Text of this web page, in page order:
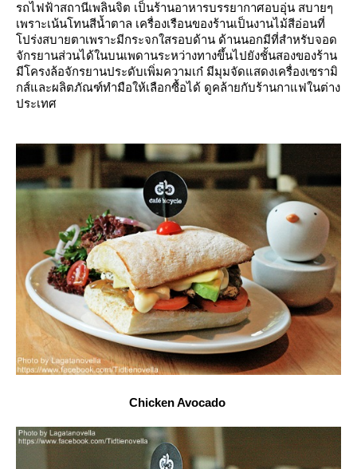
รถไฟฟ้าสถานีเพลินจิต เป็นร้านอาหารบรรยากาศอบอุ่น สบายๆ
เพราะเน้นโทนสีน้ำตาล เครื่องเรือนของร้านเป็นงานไม้สีอ่อนที่
ปร่งสบายตาเพราะมีกระจกใสรอบด้าน ด้านนอกมีที่สำหรับจอด
จักรยานส่วนได้ในบนเพดานระหว่างทางขึ้นไปยังชั้นสองของร้าน
มีโครงล้อจักรยานประดับเพิ่มความเก๋ มีมุมจัดแสดงเครื่องเซรามิ
กส์และผลิตภัณฑ์ทำมือให้เลือกซื้อได้ ดูคล้ายกับร้านกาแฟในต่าง
ประเทศ
Chicken Avocado